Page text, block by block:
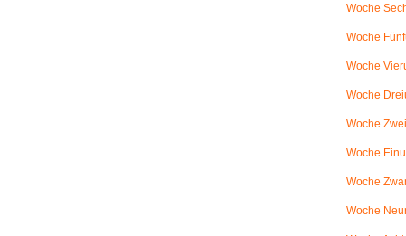
Woche
Woche
Woche
Woche
Woche
Woche
Woche
Woche